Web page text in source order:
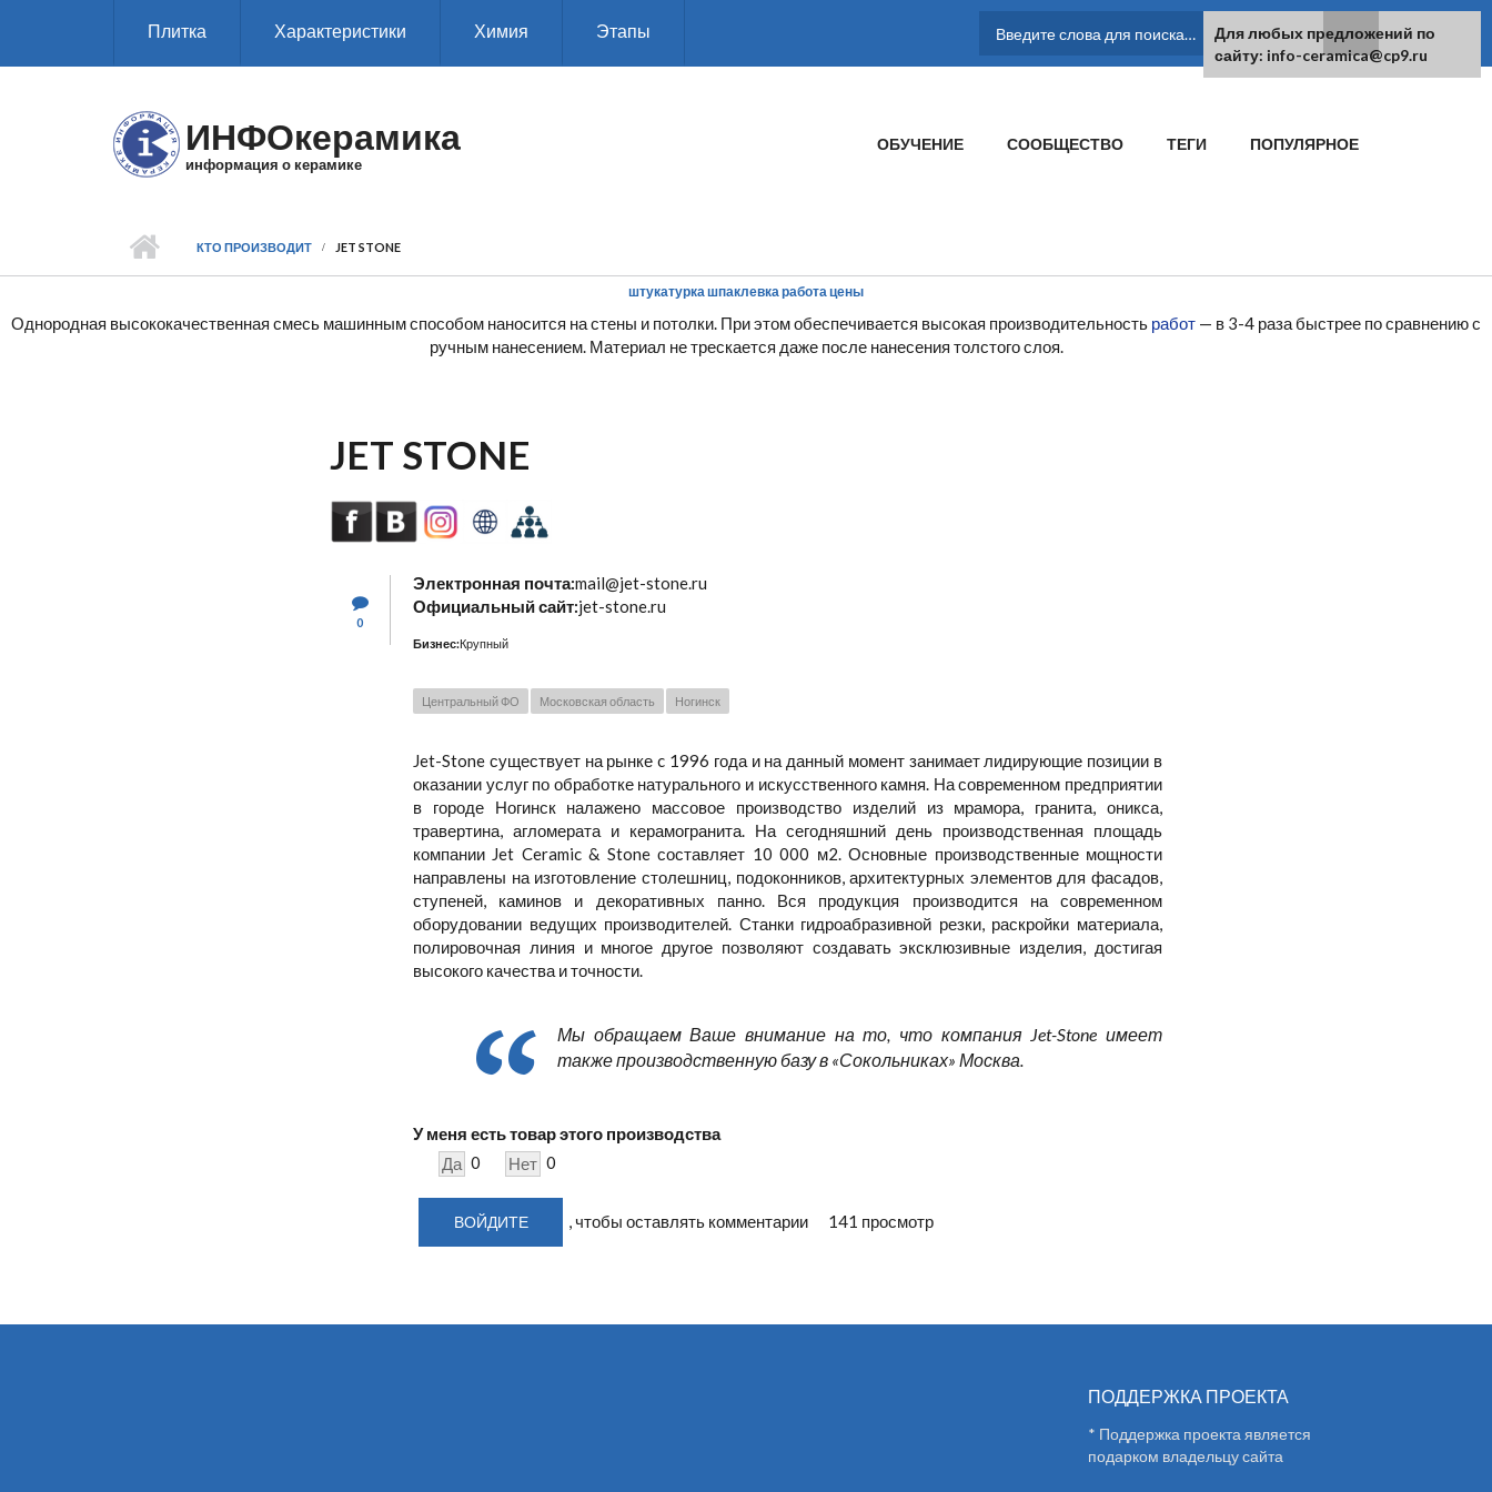
Плитка Характеристики Химия Этапы
ФОРМА ПОИСКА
ИНФОкерамика
информация о керамике
ОБУЧЕНИЕ СООБЩЕСТВО ТЕГИ ПОПУЛЯРНОЕ
КТО ПРОИЗВОДИТ JET STONE
штукатурка шпаклевка работа цены
Однородная высококачественная смесь машинным способом наносится на стены и потолки. При этом обеспечивается высокая производительность работ — в 3-4 раза быстрее по сравнению с
ручным нанесением. Материал не трескается даже после нанесения толстого слоя.
JET STONE
0
Электронная почта:mail@jet-stone.ru
Официальный сайт:jet-stone.ru
Бизнес:Крупный
Центральный ФО Московская область Ногинск
Jet-Stone существует на рынке c 1996 года и на данный момент занимает лидирующие позиции в
оказании услуг по обработке натурального и искусственного камня. На современном предприятии
в городе Ногинск налажено массовое производство изделий из мрамора, гранита, оникса,
травертина, агломерата и керамогранита. На сегодняшний день производственная площадь
компании Jet Ceramic & Stone составляет 10 000 м2. Основные производственные мощности
направлены на изготовление столешниц, подоконников, архитектурных элементов для фасадов,
ступеней, каминов и декоративных панно. Вся продукция производится на современном
оборудовании ведущих производителей. Станки гидроабразивной резки, раскройки материала,
полировочная линия и многое другое позволяют создавать эксклюзивные изделия, достигая
высокого качества и точности.
Мы обращаем Ваше внимание на то, что компания Jet-Stone имеет
также производственную базу в «Сокольниках» Москва.
У меня есть товар этого производства
Да 0 Нет 0
ВОЙДИТЕ , чтобы оставлять комментарии 141 просмотр
ПОДДЕРЖКА ПРОЕКТА
* Поддержка проекта является
подарком владельцу сайта
Для любых предложений по
сайту: info-ceramica@cp9.ru